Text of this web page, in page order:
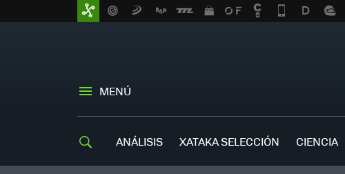
MENÚ
ANÁLISIS XATAKA SELECCIÓN CIENCIA